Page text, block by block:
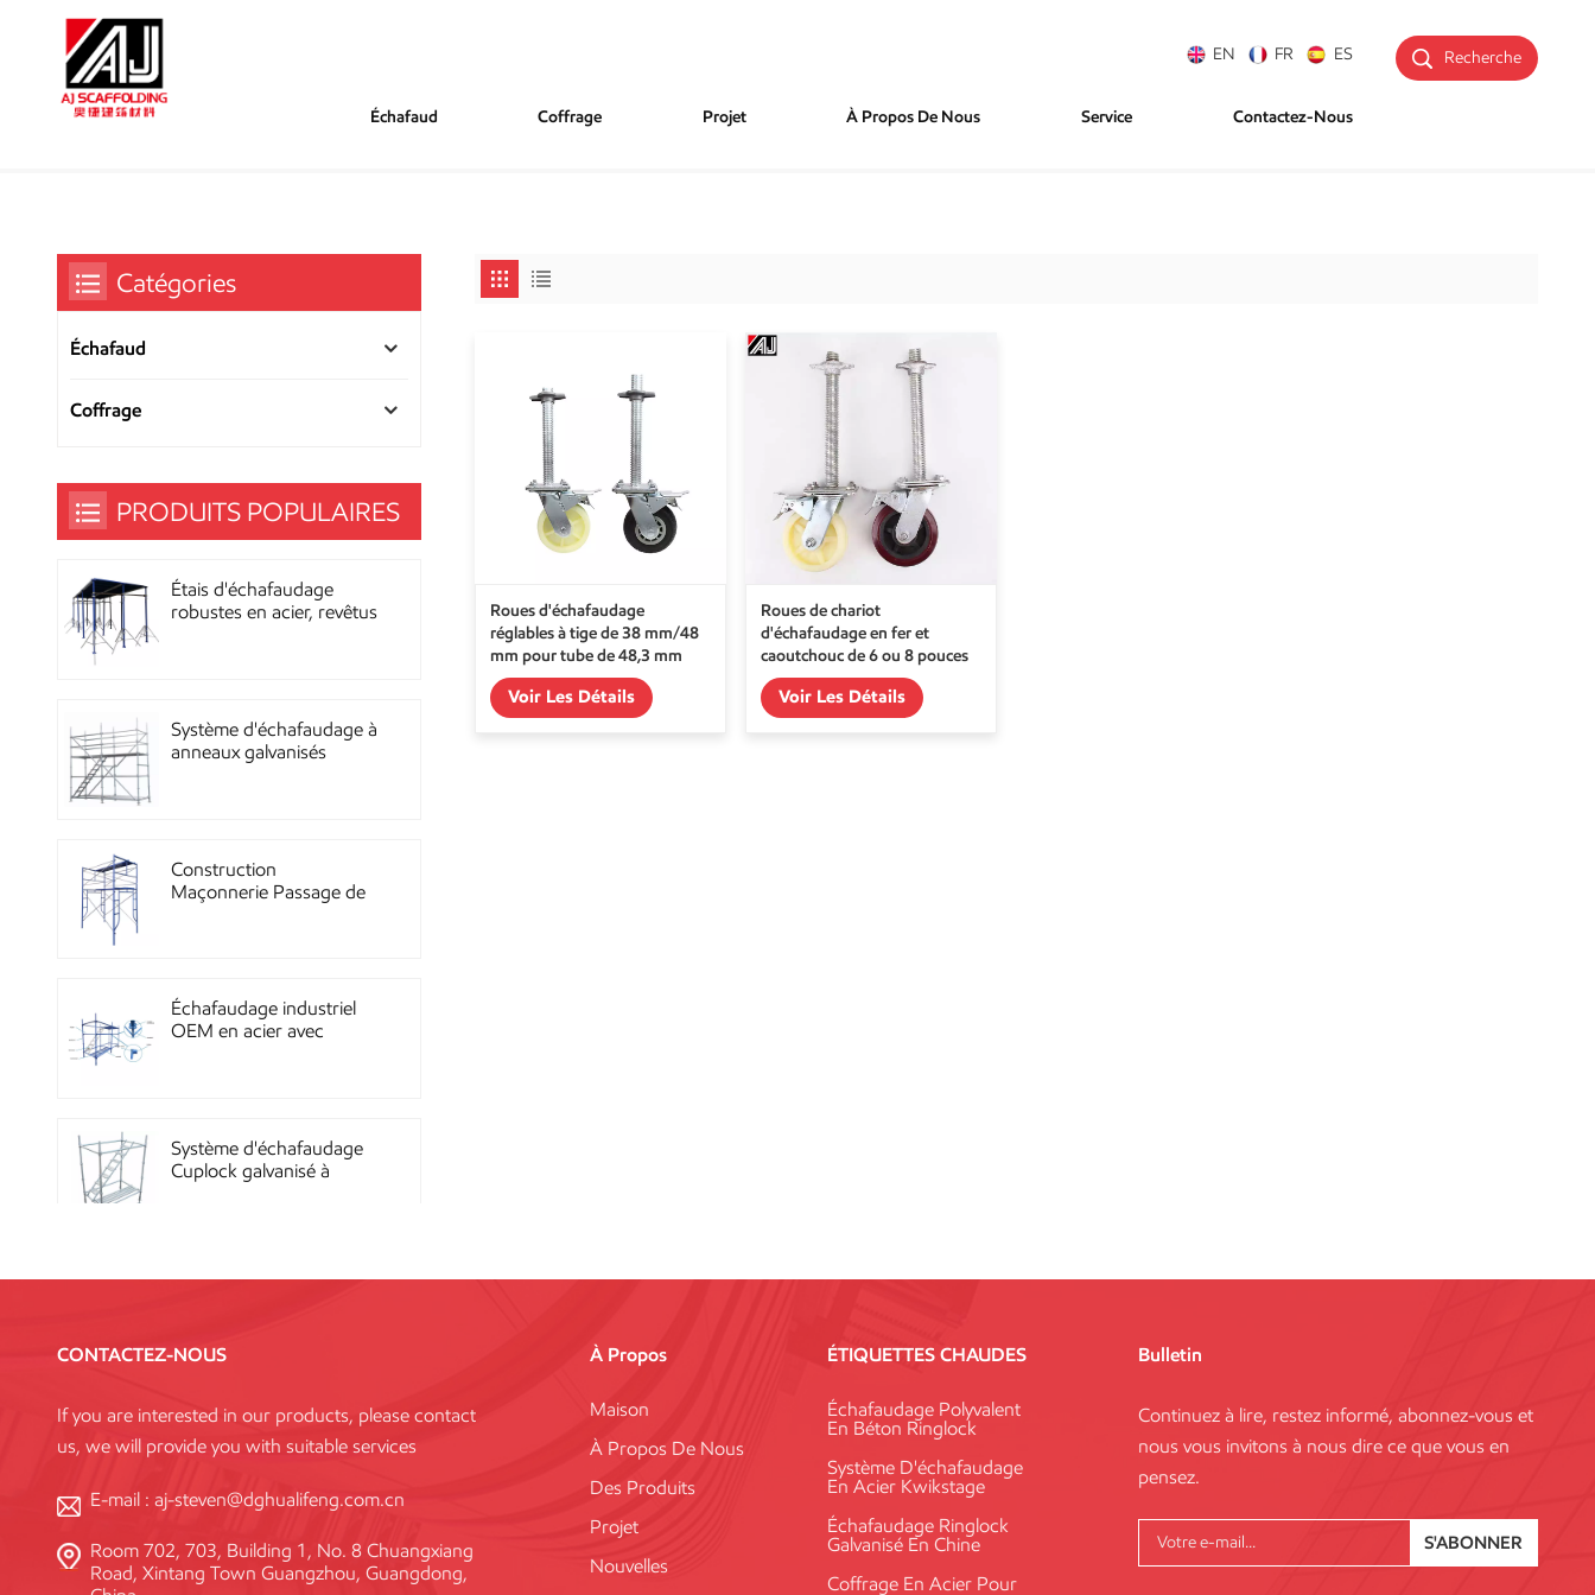
Recherche
EN FR ES
Échafaud Coffrage Projet À Propos De Nous Service Contactez-Nous
Roues d'échafaudage
réglables à tige de 38 mm/48
mm pour tube de 48,3 mm
Voir Les Détails
Roues de chariot
d'échafaudage en fer et
caoutchouc de 6 ou 8 pouces
Voir Les Détails
Catégories
Échafaud
Coffrage
PRODUITS POPULAIRES
Étais d'échafaudage
robustes en acier, revêtus
Système d'échafaudage à
anneaux galvanisés
Construction
Maçonnerie Passage de
Échafaudage industriel
OEM en acier avec
Système d'échafaudage
Cuplock galvanisé à
Chine
Échafaudage à
verrouillage annulaire
haute résistance, norme
Système de coffrage en
acier réutilisable à haute
CONTACTEZ-NOUS
If you are interested in our products, please contact
us, we will provide you with suitable services
E-mail : aj-steven@dghualifeng.com.cn
Room 702, 703, Building 1, No. 8 Chuangxiang
Road, Xintang Town Guangzhou, Guangdong,
À Propos
Maison
À Propos De Nous
Des Produits
Projet
Nouvelles
ÉTIQUETTES CHAUDES
Échafaudage Polyvalent
En Béton Ringlock
Système D'échafaudage
En Acier Kwikstage
Échafaudage Ringlock
Galvanisé En Chine
Coffrage En Acier Pour
Bulletin
Continuez à lire, restez informé, abonnez-vous et
nous vous invitons à nous dire ce que vous en
pensez.
S'ABONNER